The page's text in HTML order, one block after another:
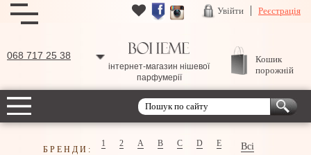
Увійти Реєстрація
068 717 25 38
інтернет-магазин нішевої
парфумерії
Кошик
порожній
БРЕНДИ:
1 2 A B C D E Всі